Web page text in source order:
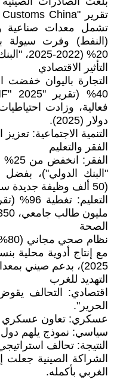
تشمل معدات صناعية
(النفط) وفرت سيولة
20% (2022-2025، "البنك المركزي الإيراني").
التأثير الاقتصادي
التجارة باليوان خفضت
دولار (2025).
التنمية الاجتماعية:
الفقر والتعليم
"البنك الدولي")،
(50 ألف وظيفة جديدة سنوياً، "ILO" 2024).
مليون طالب جامعي، 350 ألفاً في العلوم والهندسة.
الصحة
2025)، بدعم صيني بمعدات بـ2 مليار دولار.
التهديد للغرب
اقتصادي: التحالف
الحرير".
عسكري: تعاون عسكري
سياسي: نموذج يلهم دول
النتيجة: تحالف
الشراكة الصينية جعلت
الغربي بأكمله.